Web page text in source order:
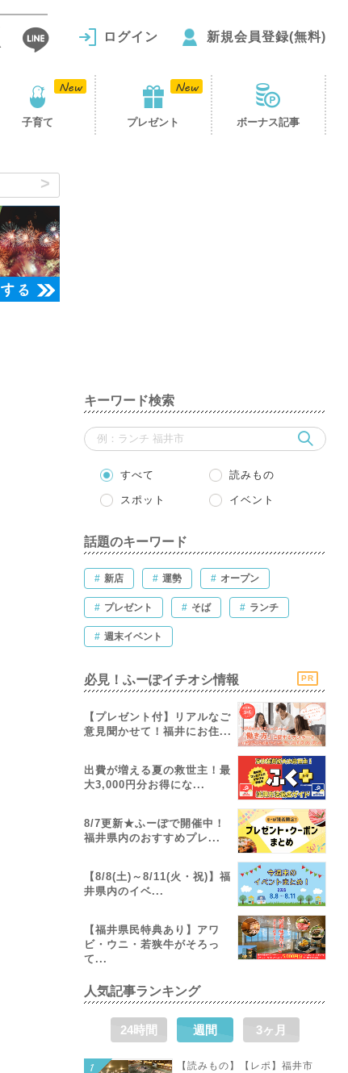
ログイン 新規会員登録(無料)
子育て プレゼント ボーナス記事
キーワード検索
すべて 読みもの
スポット イベント
話題のキーワード
# 新店 # 運勢 # オープン
# プレゼント # そば # ランチ
# 週末イベント
必見！ふーぽイチオシ情報 PR
【プレゼント付】リアルなご
意見聞かせて！福井にお住...
出費が増える夏の救世主！最
大3,000円分お得にな...
8/7更新★ふーぽで開催中！
福井県内のおすすめプレ...
【8/8(土)～8/11(火・祝)】福
井県内のイベ...
【福井県民特典あり】アワ
ビ・ウニ・若狭牛がそろっ
て...
人気記事ランキング
24時間 週間 3ヶ月
【読みもの】【レポ】福井市